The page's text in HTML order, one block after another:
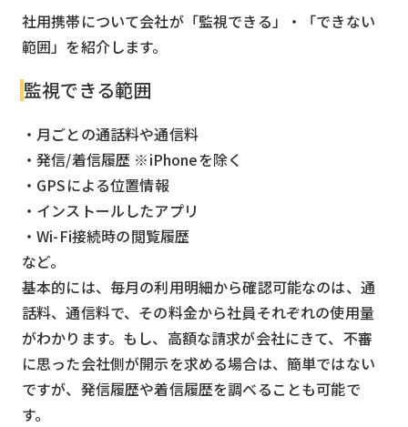
社用携帯について会社が「監視できる」・「できない
範囲」を紹介します。
監視できる範囲
・月ごとの通話料や通信料
・発信/着信履歴 ※iPhoneを除く
・GPSによる位置情報
・インストールしたアプリ
・Wi-Fi接続時の閲覧履歴
など。
基本的には、毎月の利用明細から確認可能なのは、通
話料、通信料で、その料金から社員それぞれの使用量
がわかります。もし、高額な請求が会社にきて、不審
に思った会社側が開示を求める場合は、簡単ではない
ですが、発信履歴や着信履歴を調べることも可能で
す。